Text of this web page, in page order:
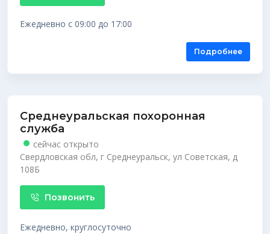
Ежедневно с 09:00 до 17:00
Подробнее
Среднеуральская похоронная
служба
сейчас открыто
Свердловская обл, г Среднеуральск, ул Советская, д
108Б
Позвонить
Ежедневно, круглосуточно